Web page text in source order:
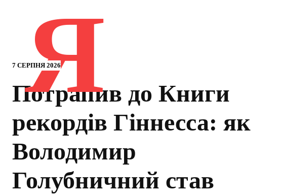
7 СЕРПНЯ 2026
Я
Потрапив до Книги
рекордів Гіннесса: як
Володимир
Голубничний став